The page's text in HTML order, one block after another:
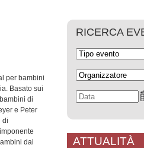
per bambini
Basato sui
di
e Peter
di
dai
RICERCA
ATTUALITÀ